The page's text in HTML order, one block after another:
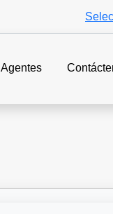
Agentes